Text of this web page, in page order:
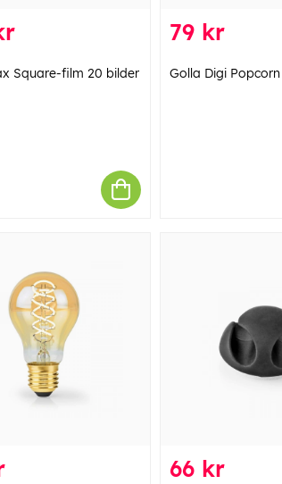
Square-film 20 bilder
79 kr
Golla Digi
66 kr